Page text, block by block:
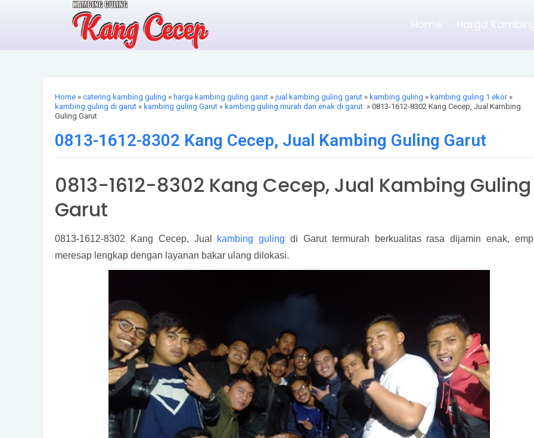
Home Harga
Home » catering kambing guling » harga kambing guling garut » jual kambing guling garut » kambing guling » kambing guling 1 ekor»
kambing guling di garut » kambing guling Garut » kambing guling murah dan enak di garut. » 0813-1612-8302 Kang Cecep, Jual Kambing
Guling Garut
0813-1612-8302 Kang Cecep, Jual Kambing Guling Garut
0813-1612-8302 Kang Cecep, Jual Kambing Guling
Garut
0813-1612-8302 Kang Cecep, Jual kambing guling di Garut termurah berkualitas rasa dijamin enak,
meresap lengkap dengan layanan bakar ulang dilokasi.